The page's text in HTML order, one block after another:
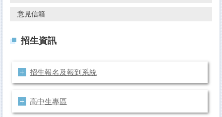
意見信箱
招生資訊
招生報名及報到系統
高中生專區